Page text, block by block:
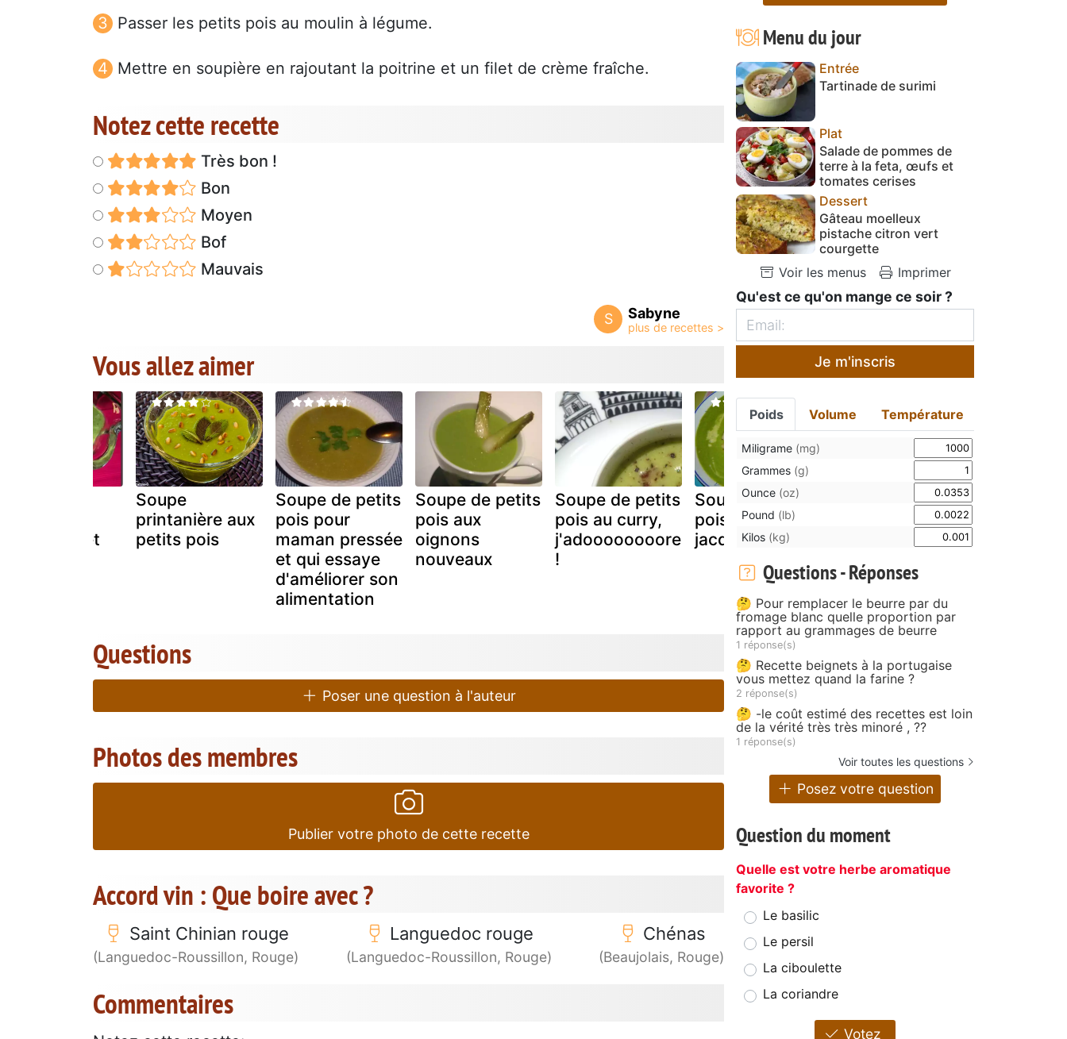
Passer les petits pois au moulin à légume.
Mettre en soupière en rajoutant la poitrine et un filet de crème fraîche.
Notez cette recette
Très bon !
Bon
Moyen
Bof
Mauvais
S Sabyne
Vous allez aimer
pois et
Soupe
printanière aux
petits pois
Soupe de petits
pois pour
maman pressée
et qui essaye
d'améliorer son
alimentation
Soupe de petits
pois aux
oignons
nouveaux
Soupe de petits
pois au curry,
j'adoooooooore
!
Soupe de petits
pois aux st
jacques
vermicelle, petit
Questions
Poser une question à l'auteur
Photos des membres
Publier votre photo de cette recette
Accord vin : Que boire avec ?
Saint Chinian rouge
(Languedoc-Roussillon, Rouge)
Languedoc rouge
(Languedoc-Roussillon, Rouge)
Chénas
(Beaujolais, Rouge)
Commentaires
Menu du jour
Entrée
Tartinade de surimi
Plat
Salade de pommes de
terre à la feta, œufs et
tomates cerises
Dessert
Gâteau moelleux
pistache citron vert
courgette
Voir les menus
Imprimer
Qu'est ce qu'on mange ce soir ?
Je m'inscris
Poids Volume Température
Miligrame (mg)
Grammes (g)
Ounce (oz)
Pound (lb)
Kilos (kg)
Questions - Réponses
🤔 Pour remplacer le beurre par du
fromage blanc quelle proportion par
rapport au grammages de beurre
1 réponse(s)
🤔 Recette beignets à la portugaise
vous mettez quand la farine ?
2 réponse(s)
🤔 -le coût estimé des recettes est loin
de la vérité très très minoré , ??
1 réponse(s)
Voir toutes les questions
Posez votre question
Question du moment
Quelle est votre herbe aromatique
favorite ?
Le basilic
Le persil
La ciboulette
La coriandre
Votez